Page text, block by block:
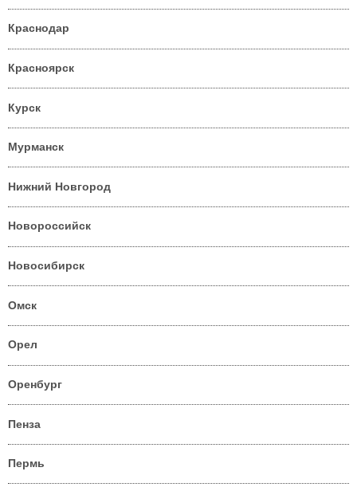
Краснодар
Красноярск
Курск
Мурманск
Нижний Новгород
Новороссийск
Новосибирск
Омск
Орел
Оренбург
Пенза
Пермь